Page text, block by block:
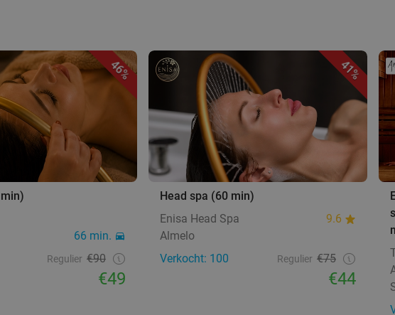
46%
66 min.
Regulier €90
€49
41%
Head spa (60 min)
Enisa Head Spa
9.6
Almelo
Verkocht: 100
Regulier €75
€44